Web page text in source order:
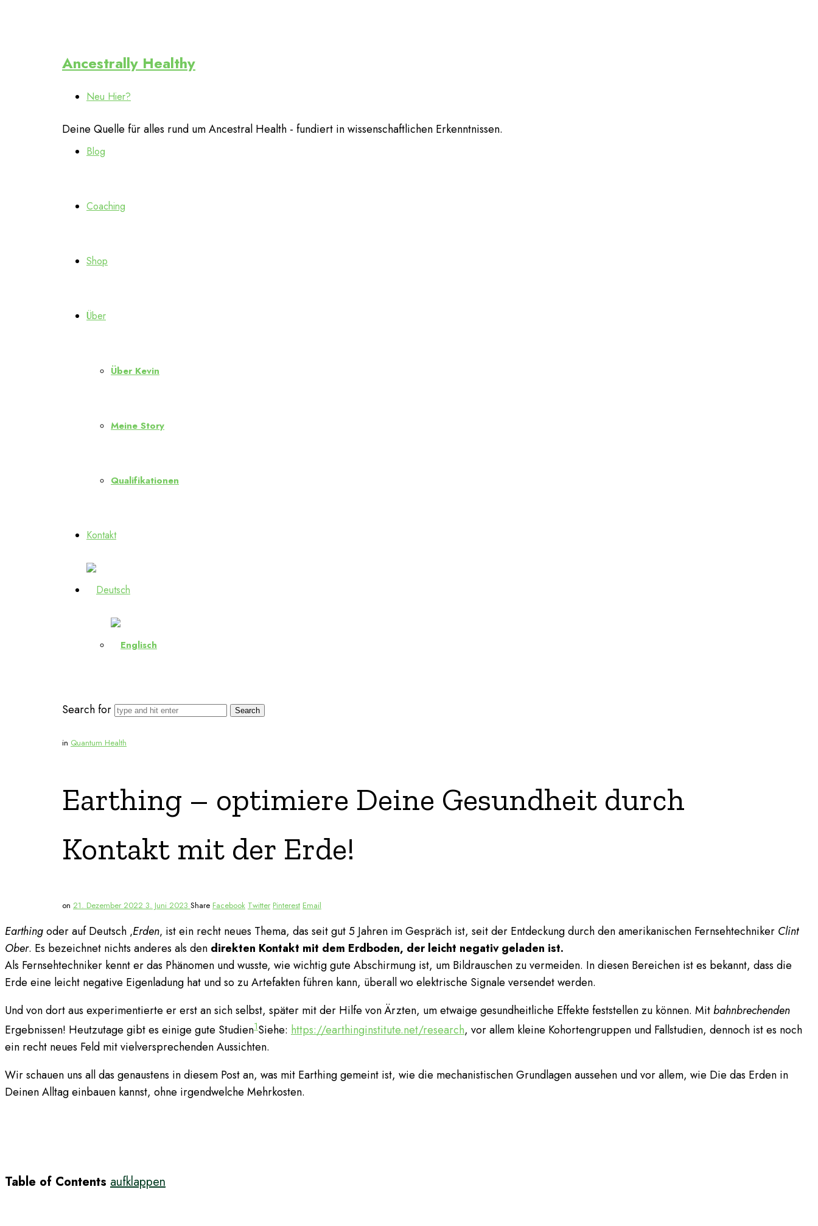
Ancestrally
Ancestrally Healthy
Deine Quelle für alles rund um Ancestral Health - fundiert in wissenschaftlichen Erkenntnissen.
Neu Hier?
Blog
Coaching
Shop
Über
Über Kevin
Meine Story
Qualifikationen
Kontakt
Search for
in Quantum Health
Earthing – optimiere Deine Gesundheit durch
Kontakt mit der Erde!
on 21. Dezember 2022 3. Juni 2023 Share Facebook Twitter Pinterest Email
Earthingoder auf Deutsch ‚Erden‚ ist ein recht neues Thema, das seit gut 5 Jahren im Gespräch ist, seit der Entdeckung durch den amerikanischen Fernsehtechniker Clint
Ober. Es bezeichnet nichts anderes als den direkten Kontakt mit dem Erdboden, der leicht negativ geladen ist.
Als Fernsehtechniker kennt er das Phänomen und wusste, wie wichtig gute Abschirmung ist, um Bildrauschen zu vermeiden. In diesen Bereichen ist es bekannt, dass die
Erde eine leicht negative Eigenladung hat und so zu Artefakten führen kann, überall wo elektrische Signale versendet werden.
Und von dort aus experimentierte er erst an sich selbst, später mit der Hilfe von Ärzten, um etwaige gesundheitliche Effekte feststellen zu können. Mitbahnbrechenden
Ergebnissen! Heutzutage gibt es einige gute Studien1Siehe: https://earthinginstitute.net/research, vor allem kleine Kohortengruppen und Fallstudien, dennoch ist es noch
ein recht neues Feld mit vielversprechenden Aussichten.
Wir schauen uns all das genaustens in diesem Post an, was mit Earthing gemeint ist, wie die mechanistischen Grundlagen aussehen und vor allem, wie Die das Erden in
Deinen Alltag einbauen kannst, ohne irgendwelche Mehrkosten.
Table of Contents aufklappen